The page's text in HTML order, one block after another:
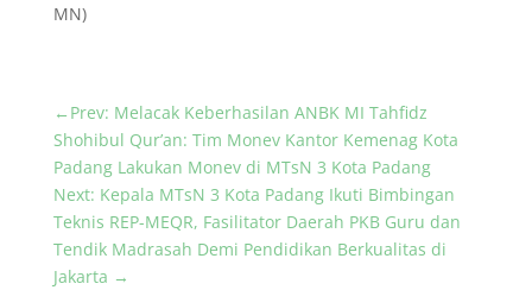
MN)
← Prev: Melacak Keberhasilan ANBK MI Tahfidz
Shohibul Qur’an: Tim Monev Kantor Kemenag Kota
Padang Lakukan Monev di MTsN 3 Kota Padang
Next: Kepala MTsN 3 Kota Padang Ikuti Bimbingan
Teknis REP-MEQR, Fasilitator Daerah PKB Guru dan
Tendik Madrasah Demi Pendidikan Berkualitas di
Jakarta →